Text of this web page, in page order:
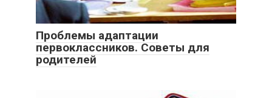
Проблемы адаптации
первоклассников. Советы для
родителей